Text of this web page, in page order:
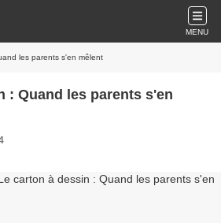
MENU
les parents s'en mêlent
: Quand les parents s'en